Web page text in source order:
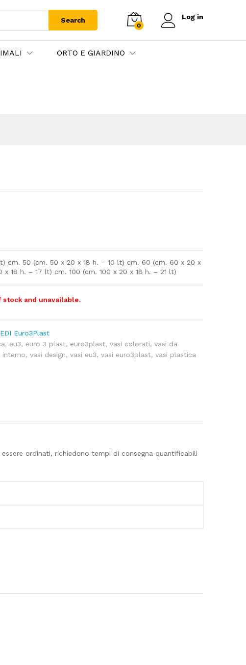
Search
0
Log in
ORTO E GIARDINO
cm. 50 (cm. 50 x 20 x 18 h. – 10 lt) cm. 60 (cm. 60 x 20 x
18 h. – 17 lt) cm. 100 (cm. 100 x 20 x 18 h. – 21 lt)
and unavailable.
Euro3Plast
, eu3, euro 3 plast, euro3plast,vasi colorati,vasi da
interno,vasi design,vasi eu3,vasi euro3plast,vasi plastica
ordinati, richiedono tempi di consegna quantificabili